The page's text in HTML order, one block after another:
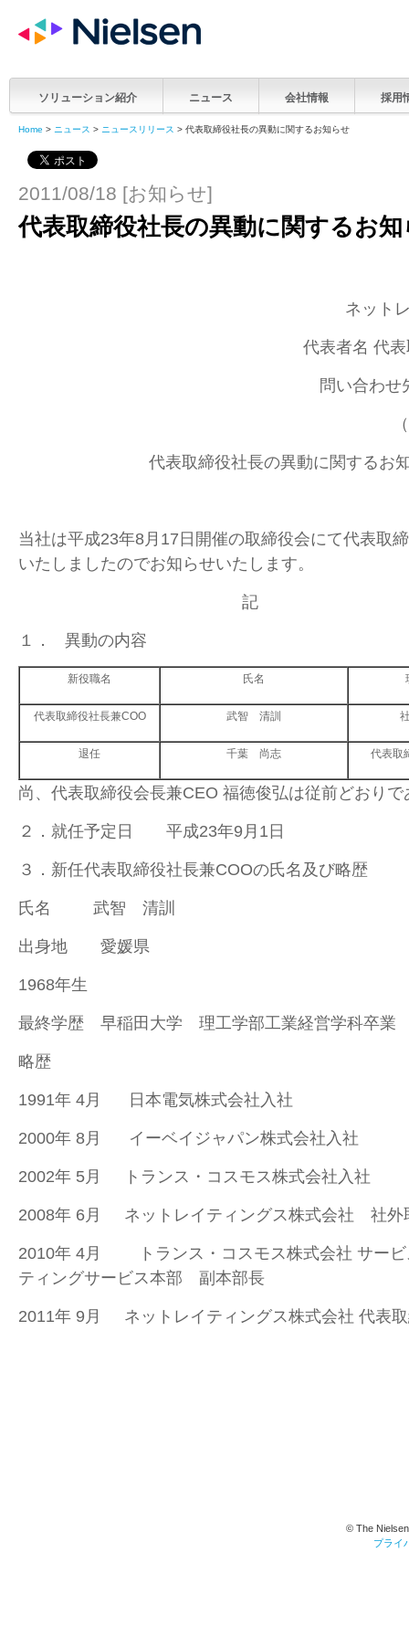
ソリューション紹介 ニュース 会社情報 採用
Home > ニュース > ニュースリリース > 代表取締役社長の異動に関するお知らせ
2011/08/18 [お知らせ]
代表取締役社長の異動に関するお
ネット
代表者名 代
問い合わせ
代表取締役社長の異動に関するお
当社は平成23年8月17日開催の取締役会にて代表取
いたしましたのでお知らせいたします。
記
１． 異動の内容
新役職名 氏名
代表取締役社長兼COO 武智 清訓
退任 千葉 尚志 代表取
尚、代表取締役会長兼CEO 福徳俊弘は従前どおりで
２．就任予定日 平成23年9月1日
３．新任代表取締役社長兼COOの氏名及び略歴
氏名 武智 清訓
出身地 愛媛県
1968年生
最終学歴 早稲田大学 理工学部工業経営学科卒業
略歴
1991年 4月 日本電気株式会社入社
2000年 8月 イーベイジャパン株式会社入社
2002年 5月 トランス・コスモス株式会社入社
2008年 6月 ネットレイティングス株式会社 社外
2010年 4月 トランス・コスモス株式会社 サービ
ティングサービス本部 副本部長
2011年 9月 ネットレイティングス株式会社 代表
© The
プライ